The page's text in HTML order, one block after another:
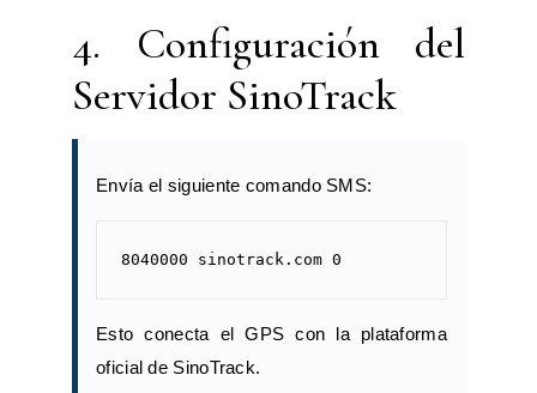
4. Configuración del
Servidor SinoTrack
Envía el siguiente comando SMS:
8040000 sinotrack.com 0
Esto conecta el GPS con la plataforma
oficial de SinoTrack.